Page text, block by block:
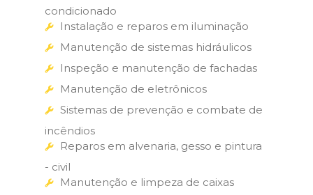
condicionado
Instalação e reparos em iluminação
Manutenção de sistemas hidráulicos
Inspeção e manutenção de fachadas
Manutenção de eletrônicos
Sistemas de prevenção e combate de
incêndios
Reparos em alvenaria, gesso e pintura
- civil
Manutenção e limpeza de caixas